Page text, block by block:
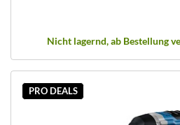
Nicht lagernd, ab Bestellung
PRO DEALS